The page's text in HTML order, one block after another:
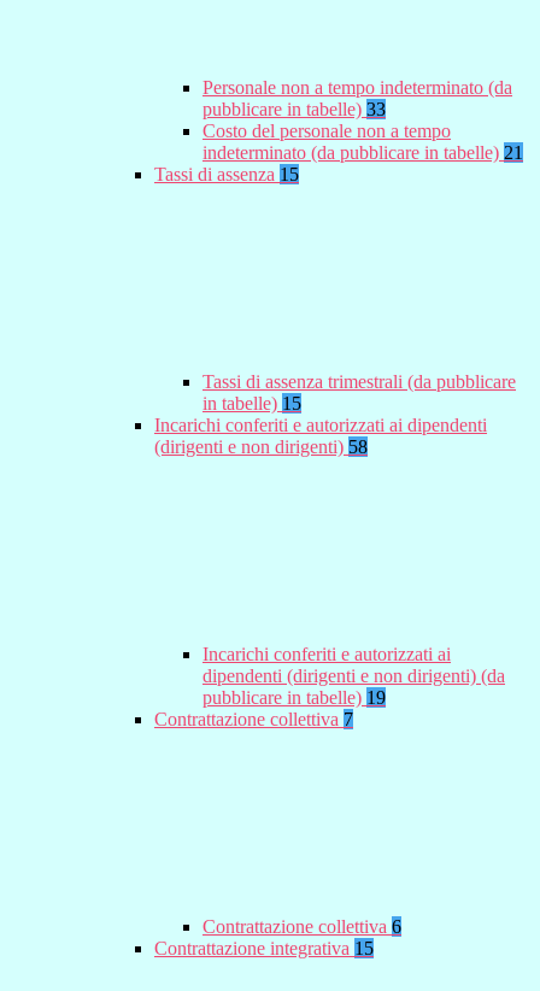
Personale non a tempo indeterminato (da
pubblicare in tabelle) 33
Costo del personale non a tempo
indeterminato (da pubblicare in tabelle) 21
Tassi di assenza 15
Tassi di assenza trimestrali (da pubblicare
in tabelle) 15
Incarichi conferiti e autorizzati ai dipendenti
(dirigenti e non dirigenti) 58
Incarichi conferiti e autorizzati ai
dipendenti (dirigenti e non dirigenti) (da
pubblicare in tabelle) 19
Contrattazione collettiva 7
Contrattazione collettiva 6
Contrattazione integrativa 15